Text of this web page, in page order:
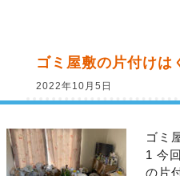
ゴミ屋敷の片付けは
2022年10月5日
ゴミ
1 今
の片